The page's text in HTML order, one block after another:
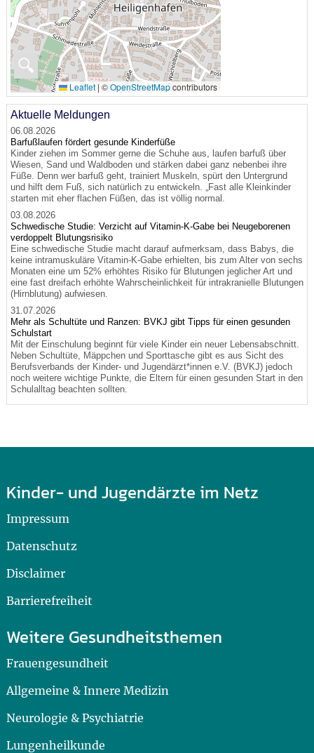
🔍
Leaflet | ©OpenStreetMapcontributors
Aktuelle Meldungen
06.08.2026
Barfußlaufen fördert gesunde Kinderfüße
Kinder ziehen im Sommer gerne die Schuhe aus, laufen barfuß über
Wiesen, Sand und Waldboden und stärken dabei ganz nebenbei ihre
Füße. Denn wer barfuß geht, trainiert Muskeln, spürt den Untergrund
und hilft dem Fuß, sich natürlich zu entwickeln. „Fast alle Kleinkinder
starten mit eher flachen Füßen, das ist völlig normal.
03.08.2026
Schwedische Studie: Verzicht auf Vitamin-K-Gabe bei Neugeborenen
verdoppelt Blutungsrisiko
Eine schwedische Studie macht darauf aufmerksam, dass Babys, die
keine intramuskuläre Vitamin-K-Gabe erhielten, bis zum Alter von sechs
Monaten eine um 52% erhöhtes Risiko für Blutungen jeglicher Art und
eine fast dreifach erhöhte Wahrscheinlichkeit für intrakranielle Blutungen
(Hirnblutung) aufwiesen.
31.07.2026
Mehr als Schultüte und Ranzen: BVKJ gibt Tipps für einen gesunden
Schulstart
Mit der Einschulung beginnt für viele Kinder ein neuer Lebensabschnitt.
Neben Schultüte, Mäppchen und Sporttasche gibt es aus Sicht des
Berufsverbands der Kinder- und Jugendärzt*innen e.V. (BVKJ) jedoch
noch weitere wichtige Punkte, die Eltern für einen gesunden Start in den
Schulalltag beachten sollten.
Kinder- und Jugendärzte im Netz
Impressum
Datenschutz
Disclaimer
Barrierefreiheit
Weitere Gesundheitsthemen
Frauengesundheit
Allgemeine & Innere Medizin
Neurologie & Psychiatrie
Lungenheilkunde